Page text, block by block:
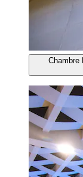
Chambre